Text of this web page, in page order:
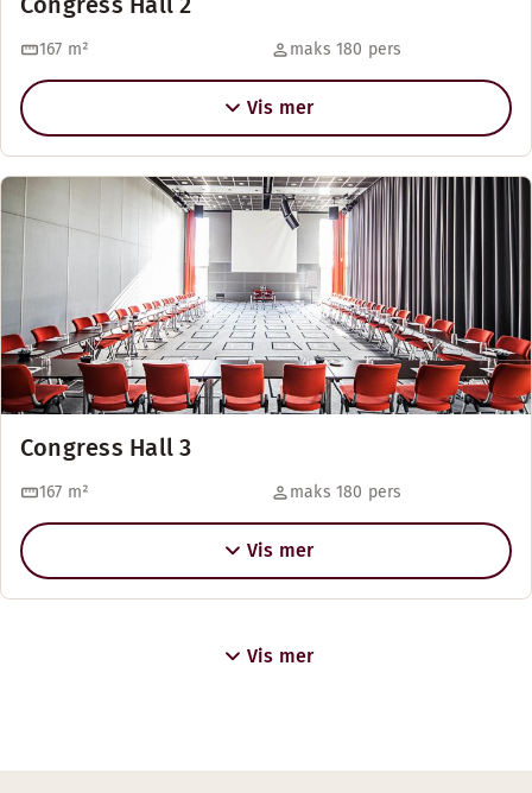
167 m² maks 180 pers
Vis mer
Congress Hall 3
167 m² maks 180 pers
Vis mer
Vis mer